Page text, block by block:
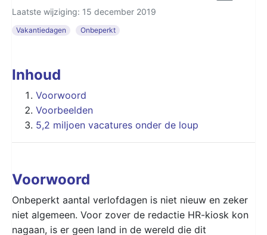
Laatste wijziging: 15 december 2019
Vakantiedagen Onbeperkt
Inhoud
Voorwoord
Voorbeelden
5,2 miljoen vacatures onder de loup
Voorwoord
Onbeperkt aantal verlofdagen is niet nieuw en zeker
niet algemeen. Voor zover de redactie HR-kiosk kon
nagaan, is er geen land in de wereld die dit